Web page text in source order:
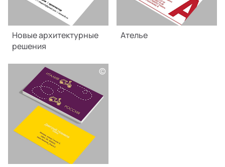
Новые архитектурные
решения
Ателье
©